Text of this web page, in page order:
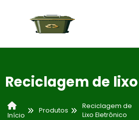
Reciclagem de
Início
Produtos
Reciclagem de
Lixo Eletrônico